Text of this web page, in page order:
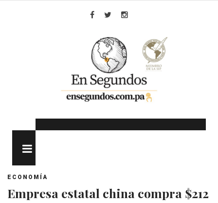
ECONOMÍA
Empresa estatal china compra $212